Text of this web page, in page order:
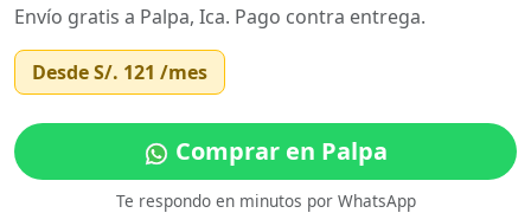
Envío gratis a Palpa, Ica. Pago contra entrega.
DesdeS/. 121 /mes
Comprar en Palpa
Te respondo en minutos por WhatsApp